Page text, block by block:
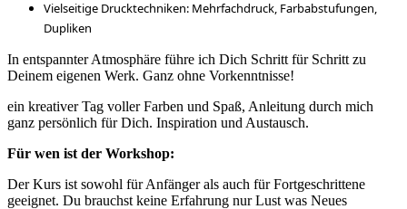
Vielseitige Drucktechniken: Mehrfachdruck, Farbabstufungen,
Dupliken
In entspannter Atmosphäre führe ich Dich Schritt für Schritt zu
Deinem eigenen Werk. Ganz ohne Vorkenntnisse!
ein kreativer Tag voller Farben und Spaß, Anleitung durch mich
ganz persönlich für Dich. Inspiration und Austausch.
Für wen ist der Workshop:
Der Kurs ist sowohl für Anfänger als auch für Fortgeschrittene
geeignet. Du brauchst keine Erfahrung nur Lust was Neues